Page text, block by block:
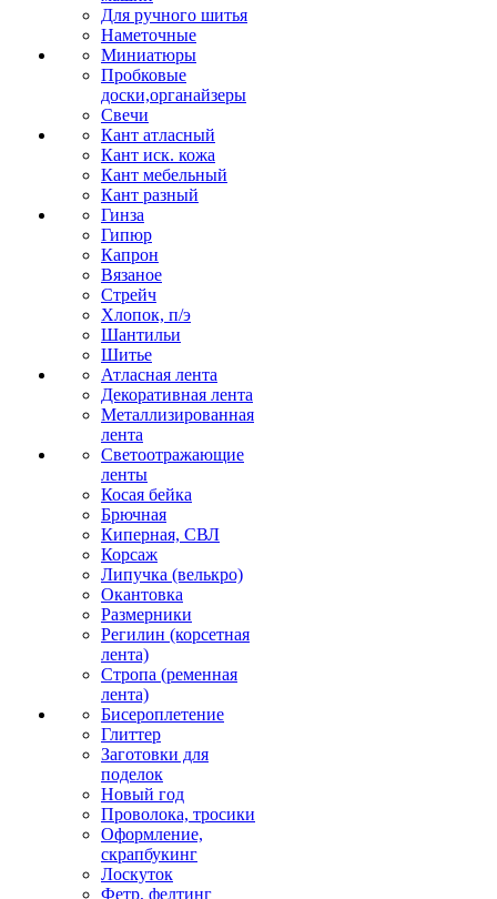
Для ручного шитья
Наметочные
Миниатюры
Пробковые
доски,органайзеры
Свечи
Кант атласный
Кант иск. кожа
Кант мебельный
Кант разный
Гинза
Гипюр
Капрон
Вязаное
Стрейч
Хлопок, п/э
Шантильи
Шитье
Атласная лента
Декоративная лента
Металлизированная
лента
Светоотражающие
ленты
Косая бейка
Брючная
Киперная, СВЛ
Корсаж
Липучка (велькро)
Окантовка
Размерники
Регилин (корсетная
лента)
Стропа (ременная
лента)
Бисероплетение
Глиттер
Заготовки для
поделок
Новый год
Проволока, тросики
Оформление,
скрапбукинг
Лоскуток
Фетр, фелтинг